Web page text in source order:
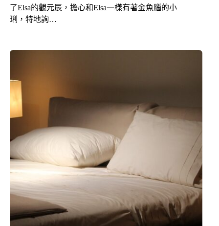
了Elsa的觀元辰，擔心和Elsa一樣有著金魚腦的小
琍，特地詢…